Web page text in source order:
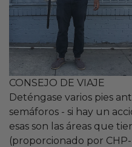
CONSEJO DE VIAJE
Deténgase varios pies
semáforos - si hay un
esas son las áreas que
(proporcionado por CHP-